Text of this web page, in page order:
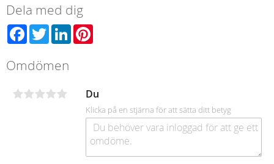
Dela med dig
Facebook
TwitterLinkedIn
Omdömen
Du
Klicka på en stjärna för att sätta ditt betyg